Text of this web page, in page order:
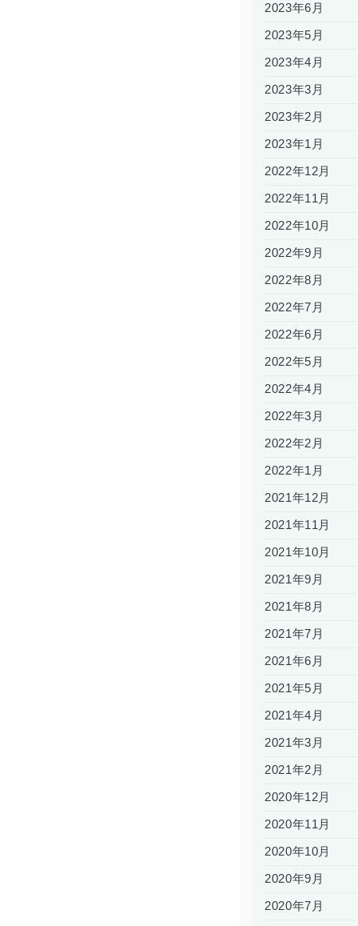
2023年6月
2023年5月
2023年4月
2023年3月
2023年2月
2023年1月
2022年12月
2022年11月
2022年10月
2022年9月
2022年8月
2022年7月
2022年6月
2022年5月
2022年4月
2022年3月
2022年2月
2022年1月
2021年12月
2021年11月
2021年10月
2021年9月
2021年8月
2021年7月
2021年6月
2021年5月
2021年4月
2021年3月
2021年2月
2020年12月
2020年11月
2020年10月
2020年9月
2020年7月